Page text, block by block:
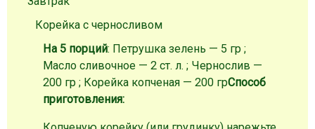
Корейка с черносливом
На 5 порций: Петрушка зелень — 5 гр ;
Масло сливочное — 2 ст. л. ; Чернослив —
200 гр ; Корейка копченая — 200 грСпособ
приготовления: